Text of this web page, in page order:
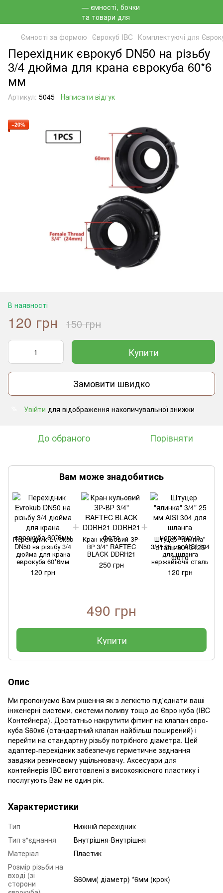
Ємності за формою Єврокуб IBC Комплектуючі для
Перехідник єврокуб DN50 на різьбу
3/4 дюйма для крана єврокуба 60*6
мм
Артикул: 5045 Написати відгук
−20%
В наявності
120 грн 150 грн
Купити
Замовити швидко
Увійти для відображення накопичувальної знижки
До обраного Порівняти
Вам може знадобитись
Перехідник Evrokub
DN50 на різьбу 3/4
дюйма для крана
еврокуба 60*6мм
120 грн
Кран кульовий ЗР-
ВР 3/4" RAFTEC
BLACK DDRH21
250 грн
Штуцер "ялинка"
3/4" 25 мм AISI 304
для шланга
нержавіюча сталь
120 грн
490 грн
Купити
Опис
Ми пропонуємо Вам рішення як з легкістю під'єднати ваші
інженерні системи, системи поливу тощо до Євро куба (IBC
Контейнера). Достатньо накрутити фітинг на клапан євро-
куба S60х6 (стандартний клапан найбільш поширений) і
перейти на стандартну різьбу потрібного діаметра. Цей
адаптер-перехідник забезпечує герметичне зєднання
завдяки резиновому ущільнювачу. Аксесуари для
контейнерів IBC виготовлені з високоякісного пластику і
послугують Вам не один рік.
Характеристики
Тип
Нижній перехідник
Тип з"єднання
Внутрішня-Внутрішня
Матеріал
Пластик
Розмір різьби на
вході (зі
сторони
S60мм( діаметр) *6мм (крок)